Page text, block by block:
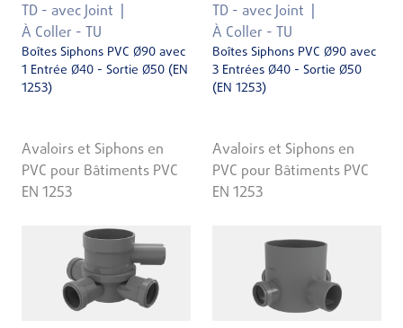
TD - avec Joint
À Coller - TU
Boîtes Siphons PVC Ø90 avec
1 Entrée Ø40 - Sortie Ø50 (EN
1253)
Avaloirs et Siphons en
PVC pour Bâtiments PVC
EN 1253
TD - avec Joint
À Coller - TU
Boîtes Siphons PVC Ø90 avec
3 Entrées Ø40 - Sortie Ø50
(EN 1253)
Avaloirs et Siphons en
PVC pour Bâtiments PVC
EN 1253